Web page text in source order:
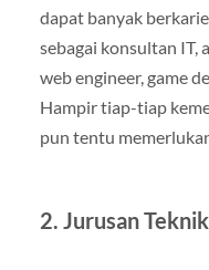
dapat banyak
sebagai konsultan IT,
web engineer, game
Hampir tiap-tiap
pun tentu
2. Jurusan